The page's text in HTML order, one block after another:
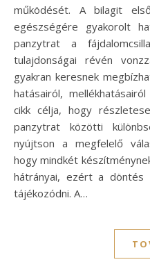
működését. A bilagit
egészségére gyakorolt
panzytrat a
tulajdonságai révén
gyakran keresnek
hatásairól,
cikk célja, hogy
panzytrat közötti
nyújtson a megfelelő
hogy mindkét
hátrányai, ezért a döntés
tájékozódni. A…